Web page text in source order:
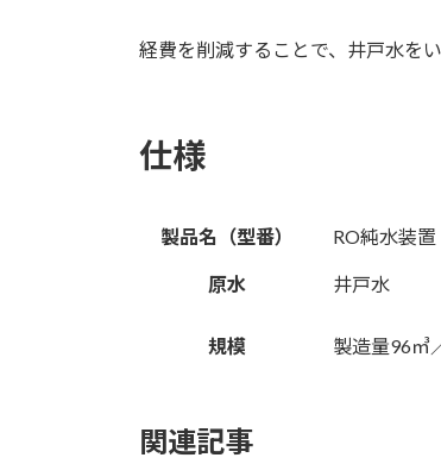
経費を削減することで、井戸水を
仕様
製品名（型番） RO純水装置
原水 井戸水
規模 製造量96㎥
関連記事